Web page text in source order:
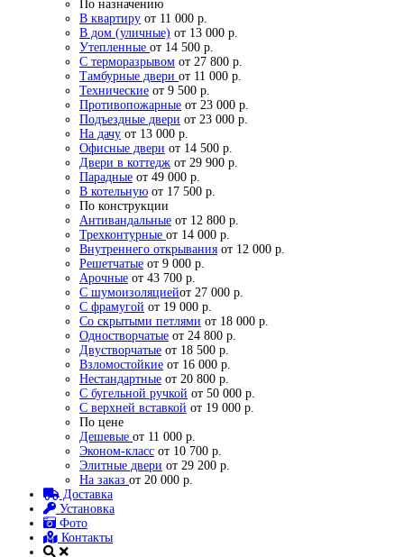
По назначению
В квартиру от 11 000 р.
В дом (уличные) от 13 000 р.
Утепленные от 14 500 р.
С терморазрывом от 27 800 р.
Тамбурные двери от 11 000 р.
Технические от 9 500 р.
Противопожарные от 23 000 р.
Подъездные двери от 23 000 р.
На дачу от 13 000 р.
Офисные двери от 14 500 р.
Двери в коттедж от 29 900 р.
Парадные от 49 000 р.
В котельную от 17 500 р.
По конструкции
Антивандальные от 12 800 р.
Трехконтурные от 14 000 р.
Внутреннего открывания от 12 000 р.
Решетчатые от 9 000 р.
Арочные от 43 700 р.
С шумоизоляциейот 27 000 р.
С фрамугой от 19 000 р.
Со скрытыми петлями от 18 000 р.
Одностворчатые от 24 800 р.
Двустворчатые от 18 500 р.
Взломостойкие от 16 000 р.
Нестандартные от 20 800 р.
С бугельной ручкой от 50 000 р.
С верхней вставкой от 19 000 р.
По цене
Дешевые от 11 000 р.
Эконом-класс от 10 700 р.
Элитные двери от 29 200 р.
На заказ от 20 000 р.
Доставка
Установка
Фото
Контакты